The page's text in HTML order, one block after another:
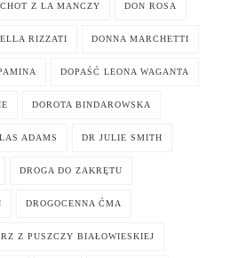
Z LA MANCZY DON ROSA
RIZZATI DONNA MARCHETTI
DOPAŚĆ LEONA WAGANTA
DOROTA BINDAROWSKA
ADAMS DR JULIE SMITH
DROGA DO ZAKRĘTU
DROGOCENNA ĆMA
Z PUSZCZY BIAŁOWIESKIEJ